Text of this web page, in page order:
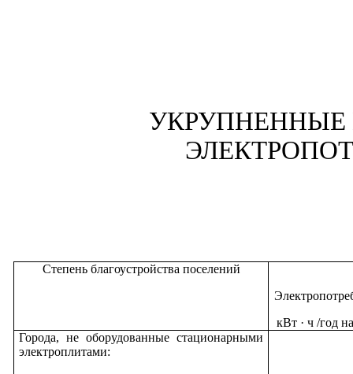
УКРУПНЕННЫЕ
Степень благоустройства поселений
кВт · ч /год
Города, не оборудованные стационарными
электроплитами: